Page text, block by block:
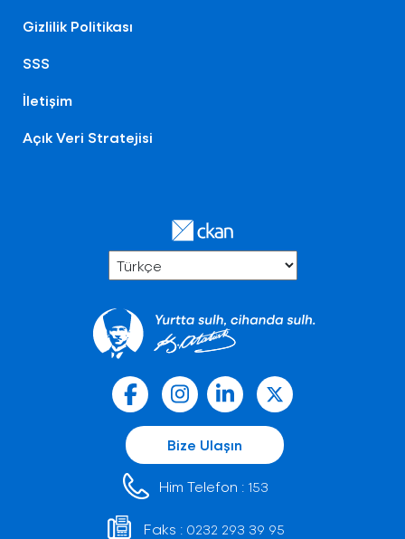
Gizlilik Politikası
SSS
İletişim
Açık Veri Stratejisi
Bize Ulaşın
Him Telefon : 153
Faks : 0232 293 39 95